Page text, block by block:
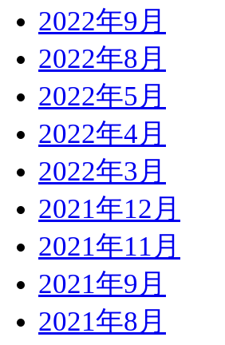
2022年9月
2022年8月
2022年5月
2022年4月
2022年3月
2021年12月
2021年11月
2021年9月
2021年8月